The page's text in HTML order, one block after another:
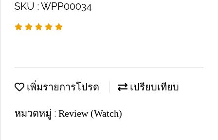
SKU : WPP00034
เพิ่มรายการโปรด เปรียบเทียบ
หมวดหมู่ : Review (Watch)